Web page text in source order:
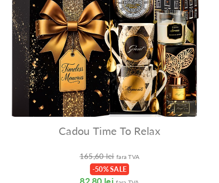
Cadou Time To Relax
165,60 lei fara TVA
-50% SALE